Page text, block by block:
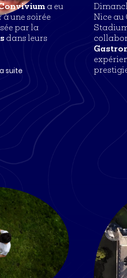
a eu
une soirée
par la
dans leurs
suite
Nice